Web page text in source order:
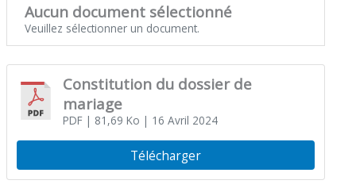
Aucun document sélectionné
Veuillez sélectionner un document.
Constitution du dossier de
mariage
PDF| 81,69 Ko | 16 Avril 2024
Télécharger